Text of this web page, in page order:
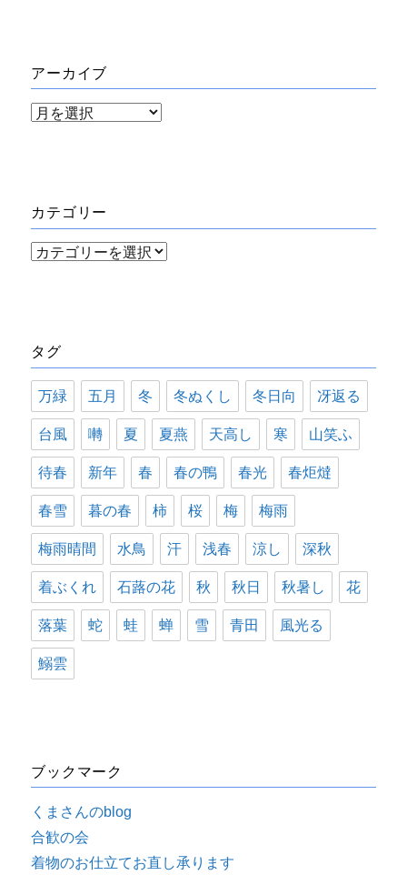
アーカイブ
ア
ブ
カテゴリー
カ
ー
タグ
万緑 五月 冬 冬ぬくし 冬日向 冴返る
台風 囀 夏 夏燕 天高し 寒 山笑ふ
待春 新年 春 春の鴨 春光 春炬燵
春雪 暮の春 柿 桜 梅 梅雨
梅雨晴間 水鳥 汗 浅春 涼し 深秋
着ぶくれ 石蕗の花 秋 秋日 秋暑し 花
落葉 蛇 蛙 蝉 雪 青田 風光る
鰯雲
ブックマーク
くまさんのblog
合歓の会
着物のお仕立てお直し承ります